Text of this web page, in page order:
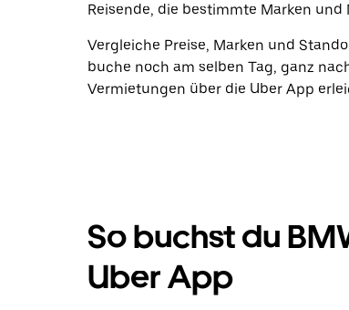
Reisende, die bestimmte Marken und
Vergleiche Preise, Marken und
buche noch am selben Tag, ganz
Vermietungen über die Uber App
So buchst du
Uber App